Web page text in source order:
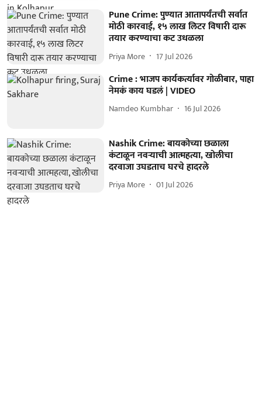
Pune Crime: पुण्यात आतापर्यंतची सर्वात
मोठी कारवाई, १५ लाख लिटर विषारी दारू
तयार करण्याचा कट उधळला
Priya More 17 Jul 2026
Crime : भाजप कार्यकर्त्यावर गोळीबार, पाहा
नेमकं काय घडलं | VIDEO
Namdeo Kumbhar 16 Jul 2026
Nashik Crime: बायकोच्या छळाला
कंटाळून नवऱ्याची आत्महत्या, खोलीचा
दरवाजा उघडताच घरचे हादरले
Priya More 01 Jul 2026